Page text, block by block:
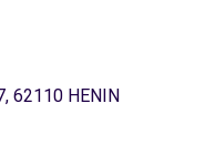
62110 HENIN